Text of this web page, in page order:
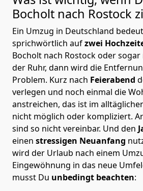
Bocholt nach Rostock
Ein Umzug in Deutschland
sprichwörtlich aufzwei
Bocholt nach Rostock oder
der Ruhr, dann wird die
Problem. Kurz nach Feierabend
verlegen und noch einmal die
anstreichen, das ist im
nicht möglich oder kompliziert.
sind so nicht vereinbar. Und den
einen stressigen Neuanfang
wird der Urlaub nach einem
Eingewöhnung in das neue
musst Du unbedingt beachten: